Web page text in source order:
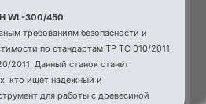
WL-300/450
требованиям безопасности и
по стандартам ТР ТС 010/2011,
2011. Данный станок станет
кто ищет надёжный и
для работы с древесиной